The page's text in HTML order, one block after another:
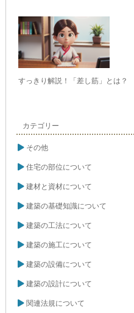
すっきり解説！「差し筋」とは？
カテゴリー
その他
住宅の部位について
建材と資材について
建築の基礎知識について
建築の工法について
建築の施工について
建築の設備について
建築の設計について
関連法規について